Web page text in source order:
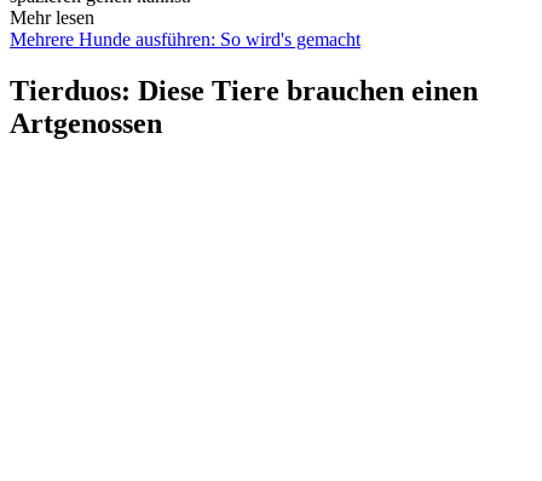
Mehr lesen
Mehrere Hunde ausführen: So wird's gemacht
Tierduos: Diese Tiere brauchen einen
Artgenossen